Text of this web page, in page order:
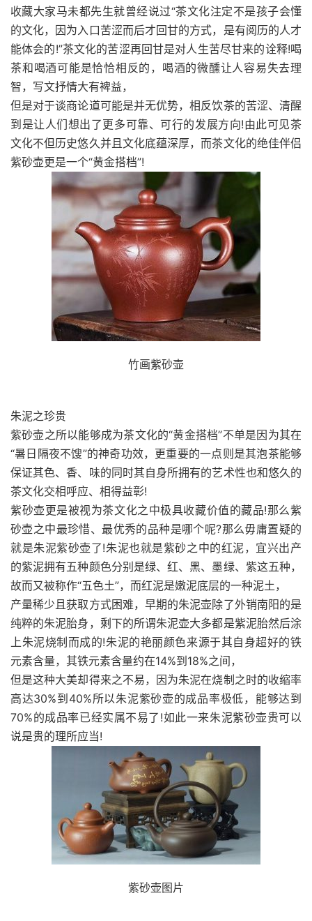
收藏大家马未都先生就曾经说过“茶文化注定不是孩子会懂
的文化，因为入口苦涩而后才回甘的方式，是有阅历的人才
能体会的!”茶文化的苦涩再回甘是对人生苦尽甘来的诠释!喝
茶和喝酒可能是恰恰相反的，喝酒的微醺让人容易失去理
智，写文抒情大有裨益，
但是对于谈商论道可能是并无优势，相反饮茶的苦涩、清醒
到是让人们想出了更多可靠、可行的发展方向!由此可见茶
文化不但历史悠久并且文化底蕴深厚，而茶文化的绝佳伴侣
紫砂壶更是一个“黄金搭档”!
竹画紫砂壶
朱泥之珍贵
紫砂壶之所以能够成为茶文化的“黄金搭档”不单是因为其在
“暑日隔夜不馊”的神奇功效，更重要的一点则是其泡茶能够
保证其色、香、味的同时其自身所拥有的艺术性也和悠久的
茶文化交相呼应、相得益彰!
紫砂壶更是被视为茶文化之中极具收藏价值的藏品!那么紫
砂壶之中最珍惜、最优秀的品种是哪个呢?那么毋庸置疑的
就是朱泥紫砂壶了!朱泥也就是紫砂之中的红泥，宜兴出产
的紫泥拥有五种颜色分别是绿、红、黑、墨绿、紫这五种，
故而又被称作“五色土”，而红泥是嫩泥底层的一种泥土，
产量稀少且获取方式困难，早期的朱泥壶除了外销南阳的是
纯粹的朱泥胎身，剩下的所谓朱泥壶大多都是紫泥胎然后涂
上朱泥烧制而成的!朱泥的艳丽颜色来源于其自身超好的铁
元素含量，其铁元素含量约在14%到18%之间，
但是这种大美却得来之不易，因为朱泥在烧制之时的收缩率
高达30%到40%所以朱泥紫砂壶的成品率极低，能够达到
70%的成品率已经实属不易了!如此一来朱泥紫砂壶贵可以
说是贵的理所应当!
紫砂壶图片